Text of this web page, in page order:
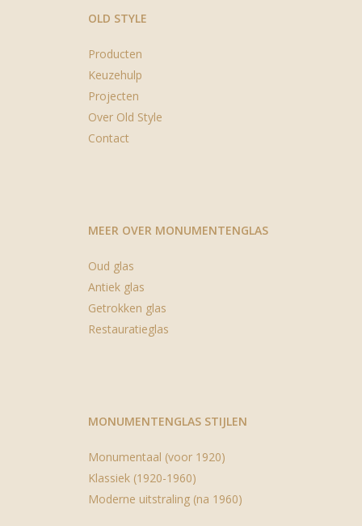
OLD STYLE
Producten
Keuzehulp
Projecten
Over Old Style
Contact
MEER OVER MONUMENTENGLAS
Oud glas
Antiek glas
Getrokken glas
Restauratieglas
MONUMENTENGLAS STIJLEN
Monumentaal (voor 1920)
Klassiek (1920-1960)
Moderne uitstraling (na 1960)